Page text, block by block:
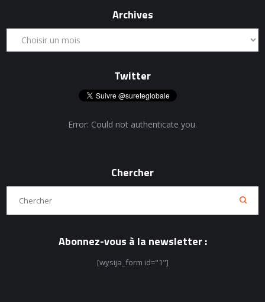
Archives
Twitter
Error: Could not authenticate you.
Chercher
Abonnez-vous à la newsletter :
[wysija_form id="1"]